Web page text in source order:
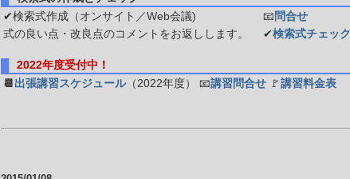
✔検索式作成（オンサイト／Web会議)
📧 問合せ
式の良い点・改良点のコメントをお返しします。
✔検索式チェック
2022年度受付中！
📆 出張講習スケジュール（2022年度） 📧講習問合せ 🚩 講習料金表